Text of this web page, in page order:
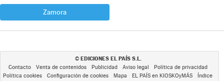
Zamora
© EDICIONES EL PAÍS S.L.
Contacto Venta de contenidos Publicidad Aviso legal
Política de privacidad
Política cookies
Configuración de cookies Mapa EL PAÍS en KIOSKOyMÁS Índice